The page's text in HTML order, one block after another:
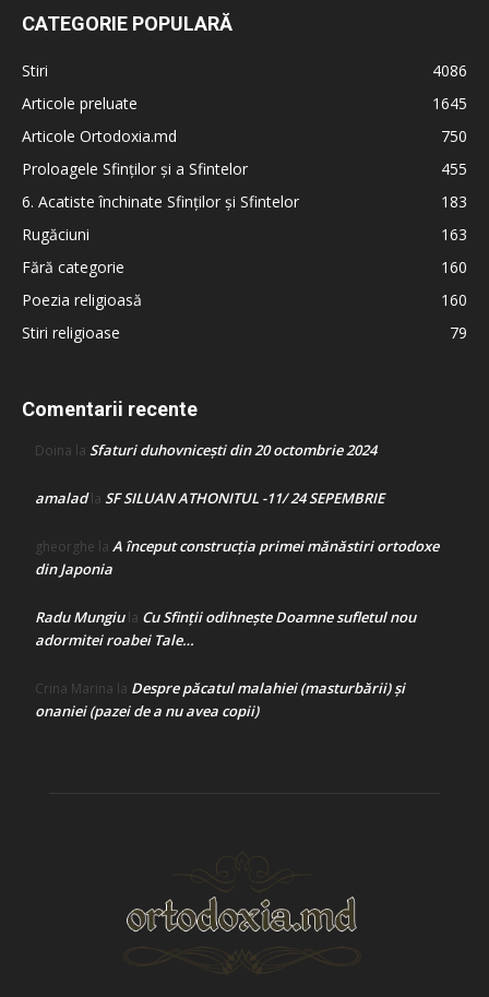
CATEGORIE POPULARĂ
Stiri
4086
Articole preluate
1645
Articole Ortodoxia.md
750
Proloagele Sfinților și a Sfintelor
455
6. Acatiste închinate Sfinților și Sfintelor
183
Rugăciuni
163
Fără categorie
160
Poezia religioasă
160
Stiri religioase
79
Comentarii recente
Doina la Sfaturi duhovnicești din 20 octombrie 2024
amaladla SF SILUAN ATHONITUL -11/ 24 SEPEMBRIE
gheorghe la A început construcţia primei mănăstiri ortodoxe
din Japonia
Radu Mungiula Cu Sfinții odihnește Doamne sufletul nou
adormitei roabei Tale…
Crina Marina la Despre păcatul malahiei (masturbării) şi
onaniei (pazei de a nu avea copii)